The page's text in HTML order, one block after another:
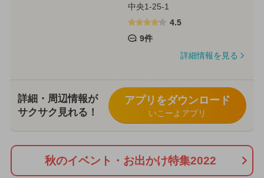
中央1-25-1
4.5
9件
詳細情報を見る
詳細・周辺情報が
サクサク見れる！
アプリをダウンロード
いこーよアプリ
秋のイベント・お出かけ特集2022